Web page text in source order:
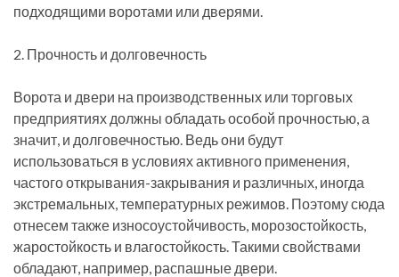
подходящими воротами или дверями.
2. Прочность и долговечность
Ворота и двери на производственных или торговых
предприятиях должны обладать особой прочностью, а
значит, и долговечностью. Ведь они будут
использоваться в условиях активного применения,
частого открывания-закрывания и различных, иногда
экстремальных, температурных режимов. Поэтому сюда
отнесем также износоустойчивость, морозостойкость,
жаростойкость и влагостойкость. Такими свойствами
обладают, например, распашные двери.